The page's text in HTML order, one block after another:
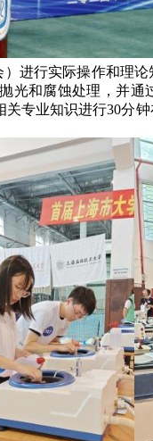
进行实际操作和理
光和腐蚀处理，并
专业知识进行30分